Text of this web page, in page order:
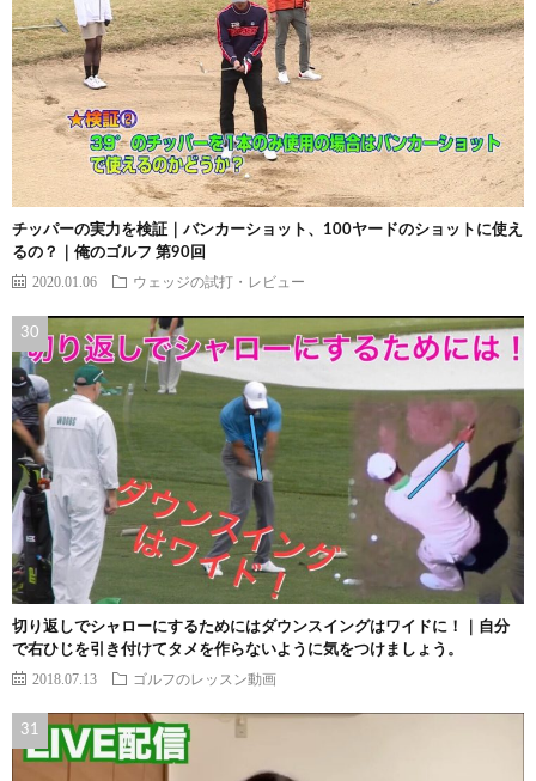
チッパーの実力を検証｜バンカーショット、100ヤードのショットに使え
るの？｜俺のゴルフ 第90回
2020.01.06 ウェッジの試打・レビュー
切り返しでシャローにするためにはダウンスイングはワイドに！｜自分
で右ひじを引き付けてタメを作らないように気をつけましょう。
2018.07.13 ゴルフのレッスン動画